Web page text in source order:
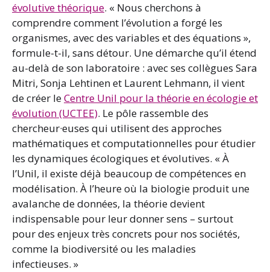
évolutive théorique. « Nous cherchons à
comprendre comment l’évolution a forgé les
organismes, avec des variables et des équations »,
formule-t-il, sans détour. Une démarche qu’il étend
au-delà de son laboratoire : avec ses collègues Sara
Mitri, Sonja Lehtinen et Laurent Lehmann, il vient
de créer leCentre Unil pour la théorie en écologie et
évolution (UCTEE). Le pôle rassemble des
chercheur·euses qui utilisent des approches
mathématiques et computationnelles pour étudier
les dynamiques écologiques et évolutives. « À
l’Unil, il existe déjà beaucoup de compétences en
modélisation. À l’heure où la biologie produit une
avalanche de données, la théorie devient
indispensable pour leur donner sens – surtout
pour des enjeux très concrets pour nos sociétés,
comme la biodiversité ou les maladies
infectieuses. »